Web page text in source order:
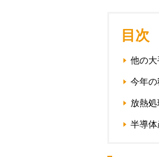
目次
他の
今年
放熱
半導